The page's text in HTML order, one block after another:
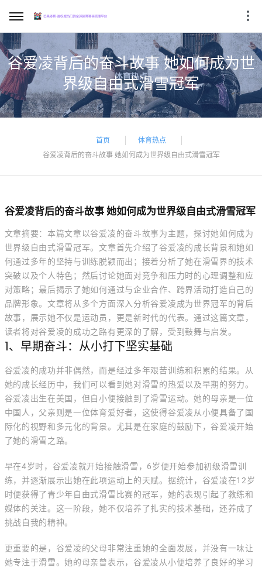
谷爱凌背后的奋斗故事 她如何成为世
界级自由式滑雪冠军
首页
体育热点
谷爱凌背后的奋斗故事 她如何成为世界级自由式滑雪冠军
谷爱凌背后的奋斗故事 她如何成为世界级自由式滑雪冠军
文章摘要：本篇文章以谷爱凌的奋斗故事为主题，探讨她如何成为
世界级自由式滑雪冠军。文章首先介绍了谷爱凌的成长背景和她如
何通过多年的坚持与训练脱颖而出；接着分析了她在滑雪界的技术
突破以及个人特色；然后讨论她面对竞争和压力时的心理调整和应
对策略；最后揭示了她如何通过与企业合作、跨界活动打造自己的
品牌形象。文章将从多个方面深入分析谷爱凌成为世界冠军的背后
故事，展示她不仅是运动员，更是新时代的代表。通过这篇文章，
读者将对谷爱凌的成功之路有更深的了解，受到鼓舞与启发。
1、早期奋斗：从小打下坚实基础
谷爱凌的成功并非偶然，而是经过多年艰苦训练和积累的结果。从
她的成长经历中，我们可以看到她对滑雪的热爱以及早期的努力。
谷爱凌出生在美国，但自小便接触到了滑雪运动。她的母亲是一位
中国人，父亲则是一位体育爱好者，这使得谷爱凌从小便具备了国
际化的视野和多元化的背景。尤其是在家庭的鼓励下，谷爱凌开始
了她的滑雪之路。
早在4岁时，谷爱凌就开始接触滑雪，6岁便开始参加初级滑雪训
练，并逐渐展示出她在此项运动上的天赋。据统计，谷爱凌在12岁
时便获得了青少年自由式滑雪比赛的冠军，她的表现引起了教练和
媒体的关注。这一阶段，她不仅培养了扎实的技术基础，还养成了
挑战自我的精神。
更重要的是，谷爱凌的父母非常注重她的全面发展，并没有一味让
她专注于滑雪。她的母亲曾表示，谷爱凌从小便培养了良好的学习